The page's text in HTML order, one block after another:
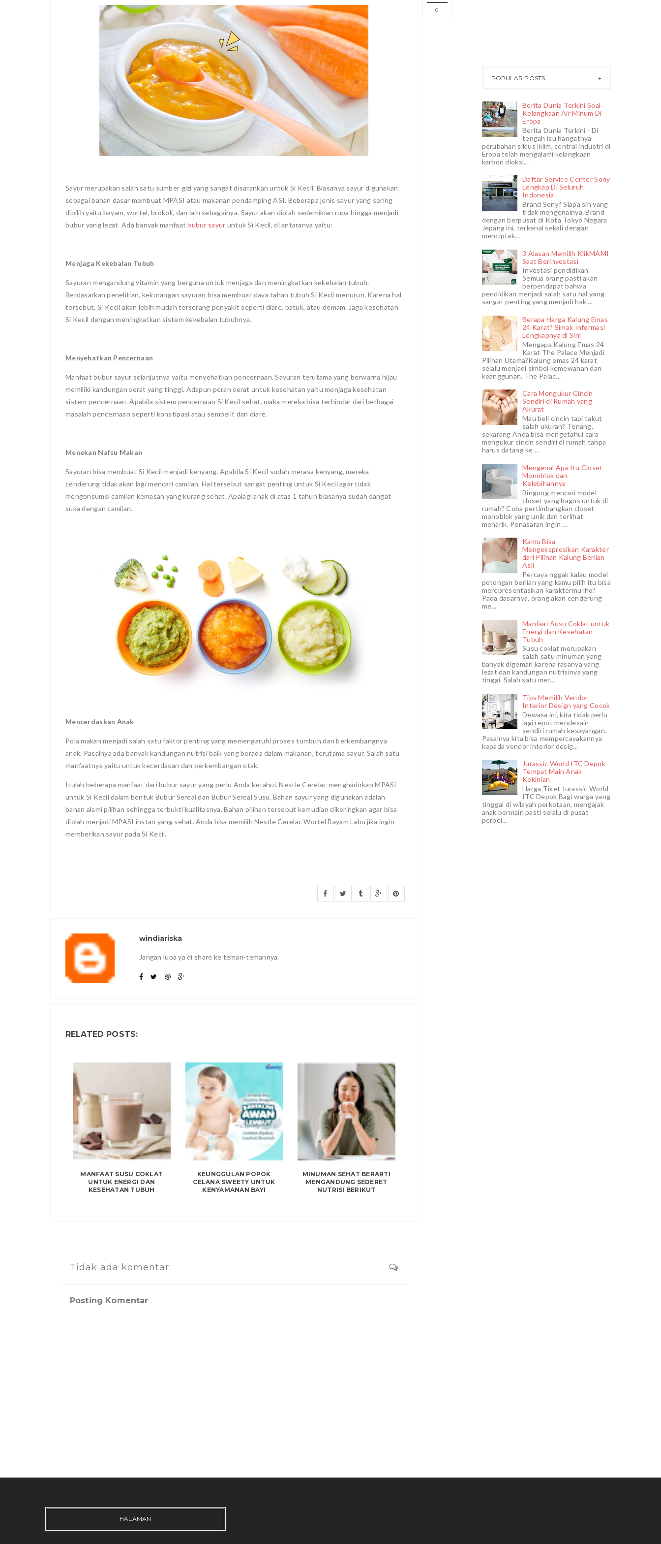
0
Sayur merupakan salah satu sumber gizi yang sangat disarankan untuk Si Kecil. Biasanya sayur digunakan
sebagai bahan dasar membuat MPASI atau makanan pendamping ASI. Beberapa jenis sayur yang sering
dipilih yaitu bayam, wortel, brokoli, dan lain sebagainya. Sayur akan diolah sedemikian rupa hingga menjadi
bubur yang lezat. Ada banyak manfaatbubur sayur untuk Si Kecil, di antaranya yaitu:
Menjaga Kekebalan Tubuh
Sayuran mengandung vitamin yang berguna untuk menjaga dan meningkatkan kekebalan tubuh.
Berdasarkan penelitian, kekurangan sayuran bisa membuat daya tahan tubuh Si Kecil menurun. Karena hal
tersebut, Si Kecil akan lebih mudah terserang penyakit seperti diare, batuk, atau demam. Jaga kesehatan
Si Kecil dengan meningkatkan sistem kekebalan tubuhnya.
Menyehatkan Pencernaan
Manfaat bubur sayur selanjutnya yaitu menyehatkan pencernaan. Sayuran terutama yang berwarna hijau
memiliki kandungan serat yang tinggi. Adapun peran serat untuk kesehatan yaitu menjaga kesehatan
sistem pencernaan. Apabila sistem pencernaan Si Kecil sehat, maka mereka bisa terhindar dari berbagai
masalah pencernaan seperti konstipasi atau sembelit dan diare.
Menekan Nafsu Makan
Sayuran bisa membuat Si Kecil menjadi kenyang. Apabila Si Kecil sudah merasa kenyang, mereka
cenderung tidak akan lagi mencari camilan. Hal tersebut sangat penting untuk Si Kecil agar tidak
mengonsumsi camilan kemasan yang kurang sehat. Apalagi anak di atas 1 tahun biasanya sudah sangat
suka dengan camilan.
Mencerdaskan Anak
Pola makan menjadi salah satu faktor penting yang memengaruhi proses tumbuh dan berkembangnya
anak. Pasalnya ada banyak kandungan nutrisi baik yang berada dalam makanan, terutama sayur. Salah satu
manfaatnya yaitu untuk kecerdasan dan perkembangan otak.
Itulah beberapa manfaat dari bubur sayur yang perlu Anda ketahui. Nestle Cerelac menghadirkan MPASI
untuk Si Kecil dalam bentuk Bubur Sereal dan Bubur Sereal Susu. Bahan sayur yang digunakan adalah
bahan alami pilihan sehingga terbukti kualitasnya. Bahan pilihan tersebut kemudian dikeringkan agar bisa
diolah menjadi MPASI instan yang sehat. Anda bisa memilih Nestle Cerelac Wortel Bayam Labu jika ingin
memberikan sayur pada Si Kecil.
windiariska
Jangan lupa ya di share ke teman-temannya.
RELATED POSTS:
MANFAAT SUSU COKLAT
UNTUK ENERGI DAN
KESEHATAN TUBUH
KEUNGGULAN POPOK
CELANA SWEETY UNTUK
KENYAMANAN BAYI
MINUMAN SEHAT BERARTI
MENGANDUNG SEDERET
NUTRISI BERIKUT
Tidak ada komentar:
Posting Komentar
POPULAR POSTS
Berita Dunia Terkini Soal
Kelangkaan Air Minum Di
Eropa
Berita Dunia Terkini - Di
tengah isu hangatnya
perubahan siklus iklim, central industri di
Eropa telah mengalami kelangkaan
karbon dioksi...
Daftar Service Center Sony
Lengkap Di Seluruh
Indonesia
Brand Sony? Siapa sih yang
tidak mengenalnya. Brand
dengan berpusat di Kota Tokyo Negara
Jepang ini, terkenal sekali dengan
menciptak...
3 Alasan Memilih KlikMAMI
Saat Berinvestasi
Investasi pendidikan
Semua orang pasti akan
berpendapat bahwa
pendidikan menjadi salah satu hal yang
sangat penting yang menjadi hak ...
Berapa Harga Kalung Emas
24 Karat? Simak Informasi
Lengkapnya di Sini
Mengapa Kalung Emas 24
Karat The Palace Menjadi
Pilihan Utama?Kalung emas 24 karat
selalu menjadi simbol kemewahan dan
keanggunan. The Palac...
Cara Mengukur Cincin
Sendiri di Rumah yang
Akurat
Mau beli cincin tapi takut
salah ukuran? Tenang,
sekarang Anda bisa mengetahui cara
mengukur cincin sendiri di rumah tanpa
harus datang ke ...
Mengenal Apa Itu Closet
Monoblok dan
Kelebihannya
Bingung mencari model
closet yang bagus untuk di
rumah? Coba pertimbangkan closet
monoblok yang unik dan terlihat
menarik. Penasaran ingin ...
Kamu Bisa
Mengekspresikan Karakter
dari Pilihan Kalung Berlian
Asli
Percaya nggak kalau model
potongan berlian yang kamu pilih itu bisa
merepresentasikan karaktermu lho?
Pada dasarnya, orang akan cenderung
me...
Manfaat Susu Coklat untuk
Energi dan Kesehatan
Tubuh
Susu coklat merupakan
salah satu minuman yang
banyak digemari karena rasanya yang
lezat dan kandungan nutrisinya yang
tinggi. Salah satu mer...
Tips Memilih Vendor
Interior Design yang Cocok
Dewasa ini, kita tidak perlu
lagi repot mendesain
sendiri rumah kesayangan.
Pasalnya kita bisa mempercayakannya
kepada vendor interior desig...
Jurassic World ITC Depok
Tempat Main Anak
Kekinian
Harga Tiket Jurassic World
ITC Depok Bagi warga yang
tinggal di wilayah perkotaan, mengajak
anak bermain pasti selalu di pusat
perbel...
HALAMAN